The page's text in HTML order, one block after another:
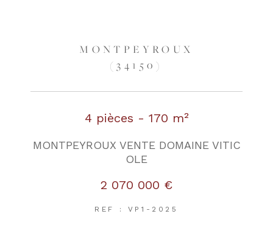
MONTPEYROUX
(34150)
4 pièces - 170 m²
MONTPEYROUX VENTE DOMAINE VITIC
OLE
2 070 000 €
REF : VP1-2025